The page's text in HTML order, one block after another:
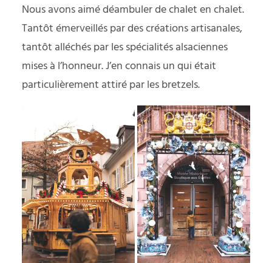
Nous avons aimé déambuler de chalet en chalet.
Tantôt émerveillés par des créations artisanales,
tantôt alléchés par les spécialités alsaciennes
mises à l’honneur. J’en connais un qui était
particulièrement attiré par les bretzels.